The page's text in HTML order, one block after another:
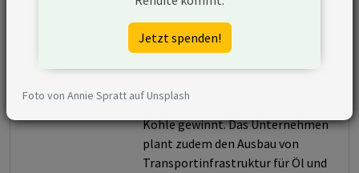
Kurzbeschreibung
EnBW Energie Baden-
Württemberg AG ist ein
Unternehmen aus Deutschland,
Tochtergesellschaften) Strom aus
Kohle gewinnt. Das Unternehmen
plant zudem den Ausbau von
Transportinfrastruktur für Öl und
Jetzt spenden!
Foto von Annie Spratt auf Unsplash